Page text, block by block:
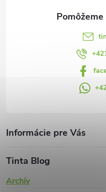
Informácie pre Vás
Tinta Blog
Archív